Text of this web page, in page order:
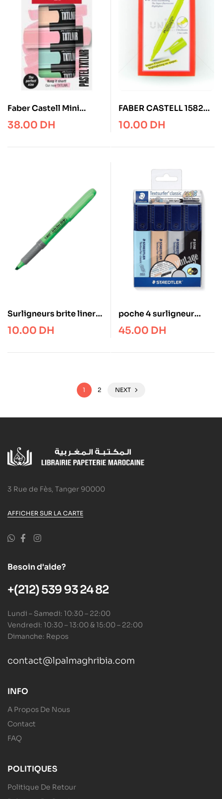
Faber Castell Mini
pastel marker 4pcs
38.00 DH
FABER CASTELL 1582
SCORE TEXTLINER 38
10.00 DH
Surligneurs brite liner
grip bic
10.00 DH
poche 4 surligneur
couleur ass 364-cwp4
45.00 DH
1 2 NEXT
3 Rue de Fès, Tanger 90000
AFFICHER SUR LA CARTE
Besoin d'aide?
+(212) 539 93 24 82
Lundi – Samedi: 10:30 – 22:00
Vendredi: 10:30 – 13:00 & 15:00 – 22:00
Dimanche: Repos
contact@lpalmaghribia.com
INFO
A Propos De Nous
Contact
FAQ
POLITIQUES
Politique De Retour